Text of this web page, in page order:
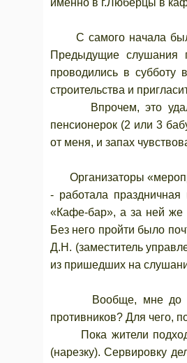
именно в г.Люберцы в
С самого начала было
Предыдущие слушания
проводились в субботу
строительства и
Впрочем, это
пенсионерок (2 или 3
от меня, и запах
Организаторы
- работала
«Кафе-бар», а за ней же
Без него пройти было
Д.Н. (заместитель
из пришедших на
Вообще, мне до сих
противников? Для чего,
Пока жители
(нарезку). Сервировку